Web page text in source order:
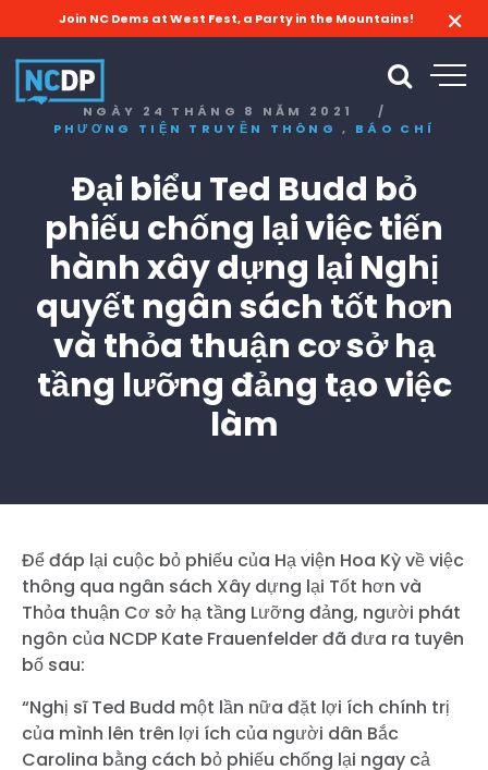
Join NC Dems at West Fest, a Party in the Mountains!
NGÀY 24 THÁNG 8 NĂM 2021
/
PHƯƠNG TIỆN TRUYỀN THÔNG , BÁO CHÍ
Đại biểu Ted Budd bỏ
phiếu chống lại việc tiến
hành xây dựng lại Nghị
quyết ngân sách tốt hơn
và thỏa thuận cơ sở hạ
tầng lưỡng đảng tạo việc
làm
Để đáp lại cuộc bỏ phiếu của Hạ viện Hoa Kỳ về việc
thông qua ngân sách Xây dựng lại Tốt hơn và
Thỏa thuận Cơ sở hạ tầng Lưỡng đảng, người phát
ngôn của NCDP Kate Frauenfelder đã đưa ra tuyên
bố sau:
“Nghị sĩ Ted Budd một lần nữa đặt lợi ích chính trị
của mình lên trên lợi ích của người dân Bắc
Carolina bằng cách bỏ phiếu chống lại ngay cả